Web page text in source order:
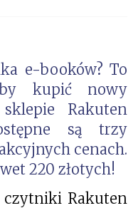
e-booków? To
by kupić nowy
Rakuten
są trzy
cenach.
220 złotych!
czytniki Rakuten